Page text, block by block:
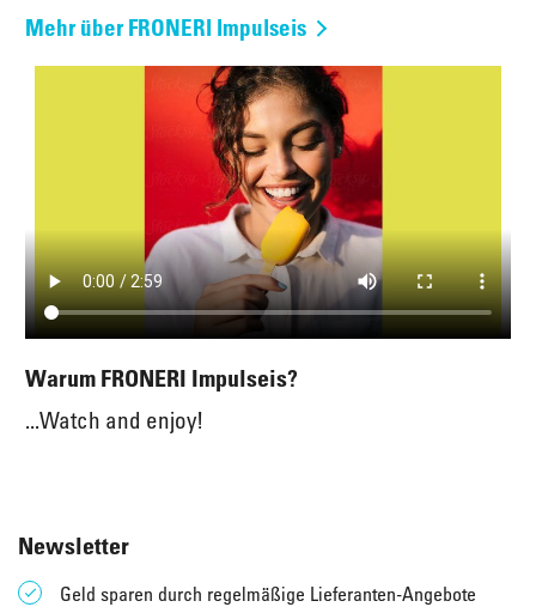
Mehr über FRONERI Impulseis
Warum FRONERI Impulseis?
...Watch and enjoy!
Newsletter
Geld sparen durch regelmäßige Lieferanten-Angebote